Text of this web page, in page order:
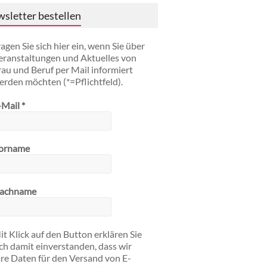
bestellen
Sie sich hier ein, wenn Sie über
und Aktuelles von
und Beruf per Mail informiert
möchten (*=Pflichtfeld).
Mail *
Klick auf den Button erklären Sie
damit einverstanden, dass wir
Daten für den Versand von E-